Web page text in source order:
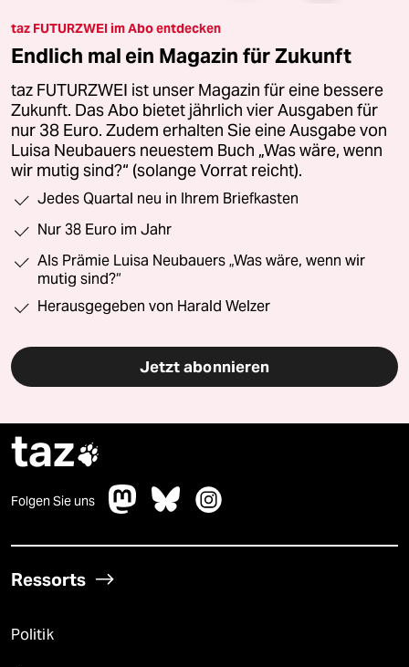
taz FUTURZWEI im Abo entdecken
Endlich mal ein Magazin für Zukunft
taz FUTURZWEI ist unser Magazin für eine bessere
Zukunft. Das Abo bietet jährlich vier Ausgaben für
nur 38 Euro. Zudem erhalten Sie eine Ausgabe von
Luisa Neubauers neuestem Buch „Was wäre, wenn
wir mutig sind?“ (solange Vorrat reicht).
Jedes Quartal neu in Ihrem Briefkasten
Nur 38 Euro im Jahr
Als Prämie Luisa Neubauers „Was wäre, wenn wir
mutig sind?“
Herausgegeben von Harald Welzer
Jetzt abonnieren
taz
Folgen Sie uns
Ressorts
Politik